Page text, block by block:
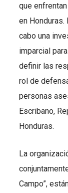
que
en
cabo una
imparcial
definir las
rol de
personas
Escribano,
Honduras.
La
Campo”,